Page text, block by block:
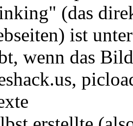
(das
ist
wenn das